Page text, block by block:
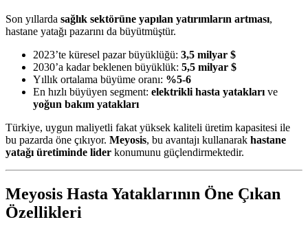
Son yıllarda sağlık sektörüne yapılan yatırımların artması,
hastane yatağı pazarını da büyütmüştür.
2023’te küresel pazar büyüklüğü: 3,5 milyar $
2030’a kadar beklenen büyüklük: 5,5 milyar $
Yıllık ortalama büyüme oranı: %5-6
En hızlı büyüyen segment: elektrikli hasta yataklarıve
yoğun bakım yatakları
Türkiye, uygun maliyetli fakat yüksek kaliteli üretim kapasitesi ile
bu pazarda öne çıkıyor. Meyosis, bu avantajı kullanarak hastane
yatağı üretiminde lider konumunu güçlendirmektedir.
Meyosis Hasta Yataklarının Öne Çıkan
Özellikleri